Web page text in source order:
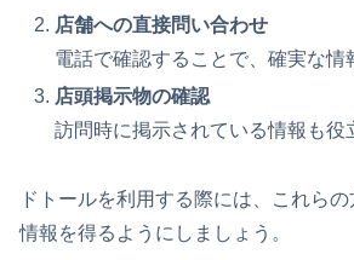
店舗への直接問い合わせ
電話で確認することで、確実な情
店頭掲示物の確認
訪問時に掲示されている情報も役
ドトールを利用する際には、これら
情報を得るようにしましょう。